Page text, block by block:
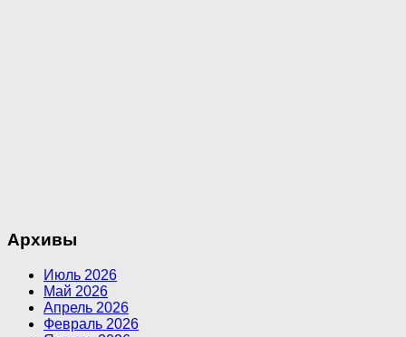
Архивы
Июль 2026
Май 2026
Апрель 2026
Февраль 2026